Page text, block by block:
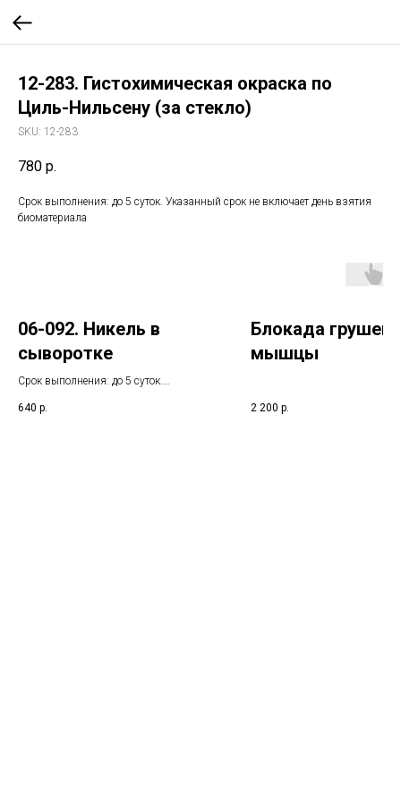
12-283. Гистохимическая окраска по
Циль-Нильсену (за стекло)
SKU: 12-283
780 р.
Срок выполнения: до 5 суток. Указанный срок не включает день взятия
биоматериала
06-092. Никель в
сыворотке
Срок выполнения: до 5 суток.
взятия биоматериала
640 р.
Блокада
мышцы
2 200 р.